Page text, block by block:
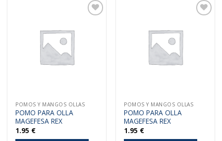
POMOS Y MANGOS OLLAS
POMO PARA OLLA
MAGEFESA REX
1.95 €
POMOS Y MANGOS OLLAS
POMO PARA OLLA
MAGEFESA REX
1.95 €